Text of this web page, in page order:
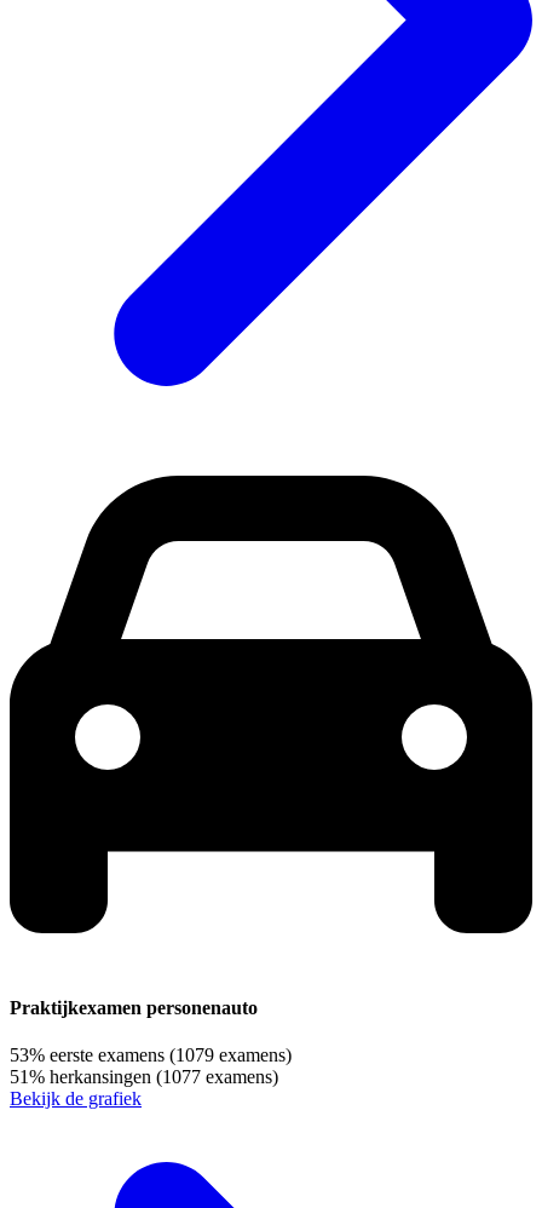
Praktijkexamen personenauto
53% eerste examens (1079 examens)
51% herkansingen (1077 examens)
Bekijk de grafiek